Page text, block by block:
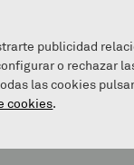
INFOGUNEA
publicidad
o rechazar
las cookies
cookies.